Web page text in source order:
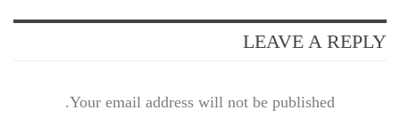
LEAVE A REPLY
Your email address will not be published.